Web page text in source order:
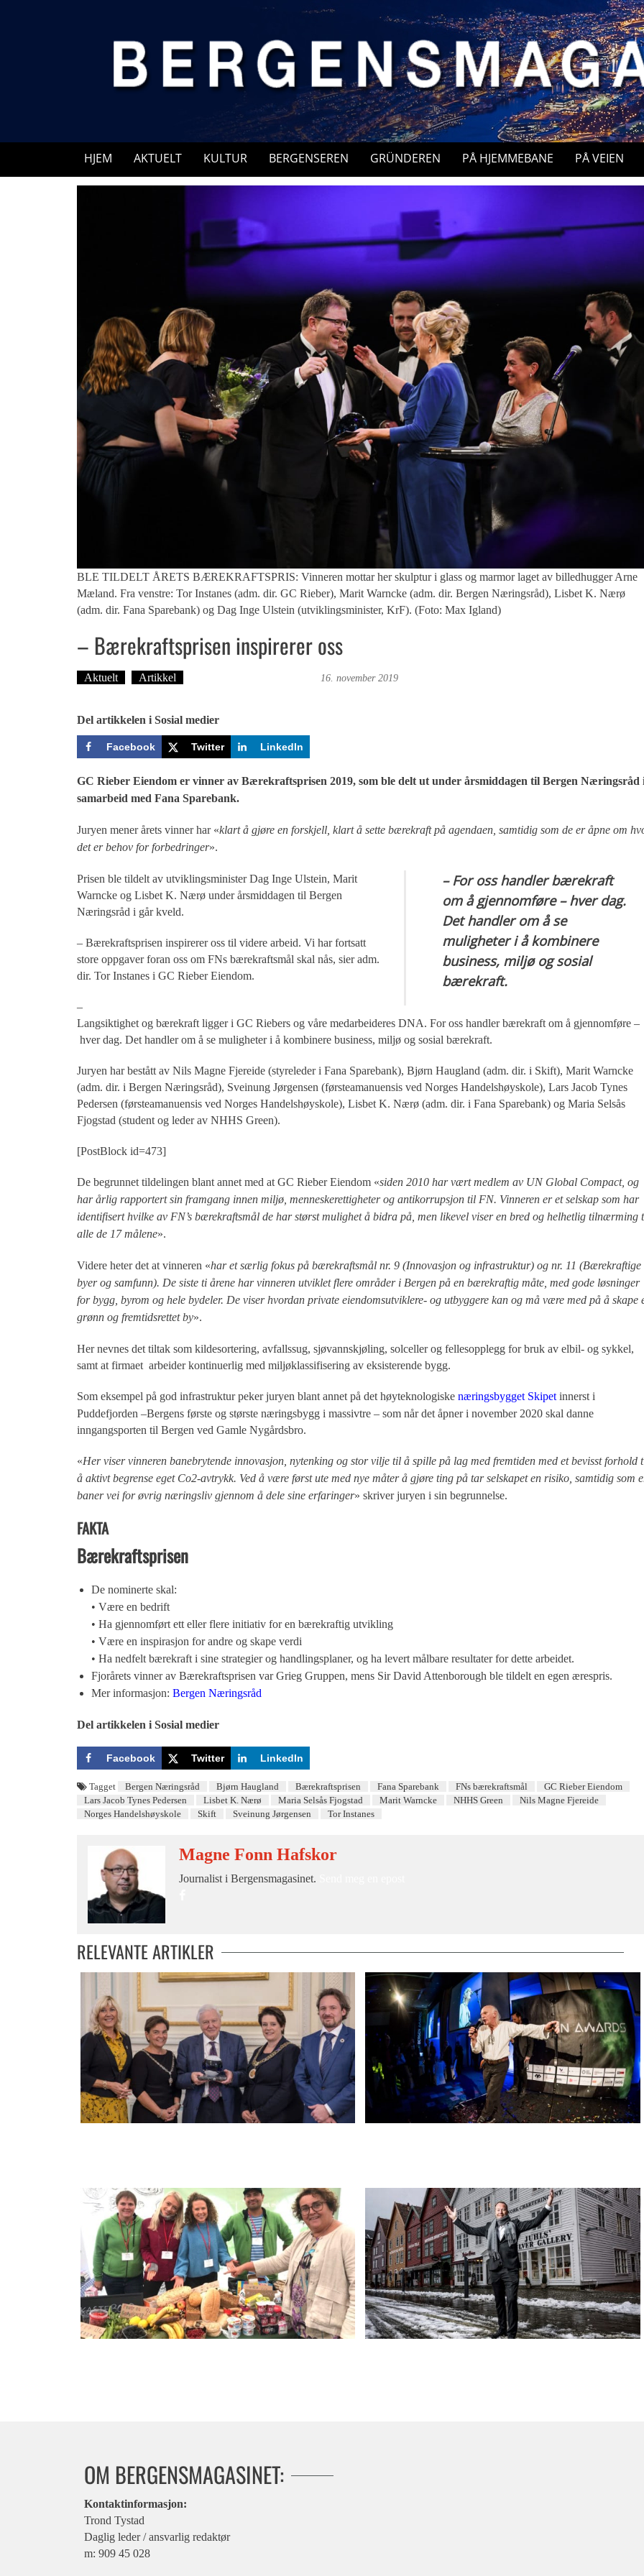
HJEM AKTUELT KULTUR BERGENSEREN GRÜNDEREN PÅ HJEMMEBANE PÅ VEIEN
BLE TILDELT ÅRETS BÆREKRAFTSPRIS: Vinneren mottar her skulptur i glass og marmor laget av billedhugger Arne
Mæland. Fra venstre: Tor Instanes (adm. dir. GC Rieber), Marit Warncke (adm. dir. Bergen Næringsråd), Lisbet K. Nærø
(adm. dir. Fana Sparebank) og Dag Inge Ulstein (utviklingsminister, KrF). (Foto: Max Igland)
– Bærekraftsprisen inspirerer oss
Aktuelt Artikkel 16. november 2019
Del artikkelen i Sosial medier
Facebook Twitter LinkedIn
GC Rieber Eiendom er vinner av Bærekraftsprisen 2019, som ble delt ut under årsmiddagen til Bergen Næringsråd
samarbeid med Fana Sparebank.
Juryen mener årets vinner har «klart å gjøre en forskjell, klart å sette bærekraft på agendaen, samtidig som de er åpne om
det er behov for forbedringer».
– For oss handler bærekraft
om å gjennomføre – hver dag.
Det handler om å se
muligheter i å kombinere
business, miljø og sosial
bærekraft.
Prisen ble tildelt av utviklingsminister Dag Inge Ulstein, Marit
Warncke og Lisbet K. Nærø under årsmiddagen til Bergen
Næringsråd i går kveld.
– Bærekraftsprisen inspirerer oss til videre arbeid. Vi har fortsatt
store oppgaver foran oss om FNs bærekraftsmål skal nås, sier adm.
dir. Tor Instanes i GC Rieber Eiendom.
–
Langsiktighet og bærekraft ligger i GC Riebers og våre medarbeideres DNA. For oss handler bærekraft om å gjennomføre –
hver dag. Det handler om å se muligheter i å kombinere business, miljø og sosial bærekraft.
Juryen har bestått av Nils Magne Fjereide (styreleder i Fana Sparebank), Bjørn Haugland (adm. dir. i Skift), Marit Warncke
(adm. dir. i Bergen Næringsråd), Sveinung Jørgensen (førsteamanuensis ved Norges Handelshøyskole), Lars Jacob Tynes
Pedersen (førsteamanuensis ved Norges Handelshøyskole), Lisbet K. Nærø (adm. dir. i Fana Sparebank) og Maria Selsås
Fjogstad (student og leder av NHHS Green).
[PostBlock id=473]
De begrunnet tildelingen blant annet med at GC Rieber Eiendom «siden 2010 har vært medlem av UN Global Compact, og
har årlig rapportert sin framgang innen miljø, menneskerettigheter og antikorrupsjon til FN. Vinneren er et selskap som har
identifisert hvilke av FN’s bærekraftsmål de har størst mulighet å bidra på, men likevel viser en bred og helhetlig tilnærming
alle de 17 målene».
Videre heter det at vinneren «har et særlig fokus på bærekraftsmål nr. 9 (Innovasjon og infrastruktur) og nr. 11 (Bærekraftige
byer og samfunn). De siste ti årene har vinneren utviklet flere områder i Bergen på en bærekraftig måte, med gode løsninger
for bygg, byrom og hele bydeler. De viser hvordan private eiendomsutviklere- og utbyggere kan og må være med på å skape
grønn og fremtidsrettet by».
Her nevnes det tiltak som kildesortering, avfallssug, sjøvannskjøling, solceller og fellesopplegg for bruk av elbil- og sykkel,
samt at firmaet arbeider kontinuerlig med miljøklassifisering av eksisterende bygg.
Som eksempel på god infrastruktur peker juryen blant annet på det høyteknologiske næringsbygget Skipet innerst i
Puddefjorden –Bergens første og største næringsbygg i massivtre – som når det åpner i november 2020 skal danne
inngangsporten til Bergen ved Gamle Nygårdsbro.
«Her viser vinneren banebrytende innovasjon, nytenking og stor vilje til å spille på lag med fremtiden med et bevisst forhold
å aktivt begrense eget Co2-avtrykk. Ved å være først ute med nye måter å gjøre ting på tar selskapet en risiko, samtidig som
baner vei for øvrig næringsliv gjennom å dele sine erfaringer» skriver juryen i sin begrunnelse.
FAKTA
Bærekraftsprisen
De nominerte skal:
• Være en bedrift
• Ha gjennomført ett eller flere initiativ for en bærekraftig utvikling
• Være en inspirasjon for andre og skape verdi
• Ha nedfelt bærekraft i sine strategier og handlingsplaner, og ha levert målbare resultater for dette arbeidet.
Fjorårets vinner av Bærekraftsprisen var Grieg Gruppen, mens Sir David Attenborough ble tildelt en egen ærespris.
Mer informasjon: Bergen Næringsråd
Del artikkelen i Sosial medier
Facebook Twitter LinkedIn
Tagget Bergen Næringsråd Bjørn Haugland Bærekraftsprisen Fana Sparebank FNs bærekraftsmål
GC Rieber Eiendom
Lars Jacob Tynes Pedersen
Lisbet K. Nærø Maria Selsås Fjogstad Marit Warncke NHHS Green
Nils Magne Fjereide
Norges Handelshøyskole
Skift Sveinung Jørgensen Tor Instanes
Magne Fonn Hafskor
Journalist i Bergensmagasinet.
RELEVANTE ARTIKLER
OM BERGENSMAGASINET:
Kontaktinformasjon:
Trond Tystad
Daglig leder / ansvarlig redaktør
m: 909 45 028